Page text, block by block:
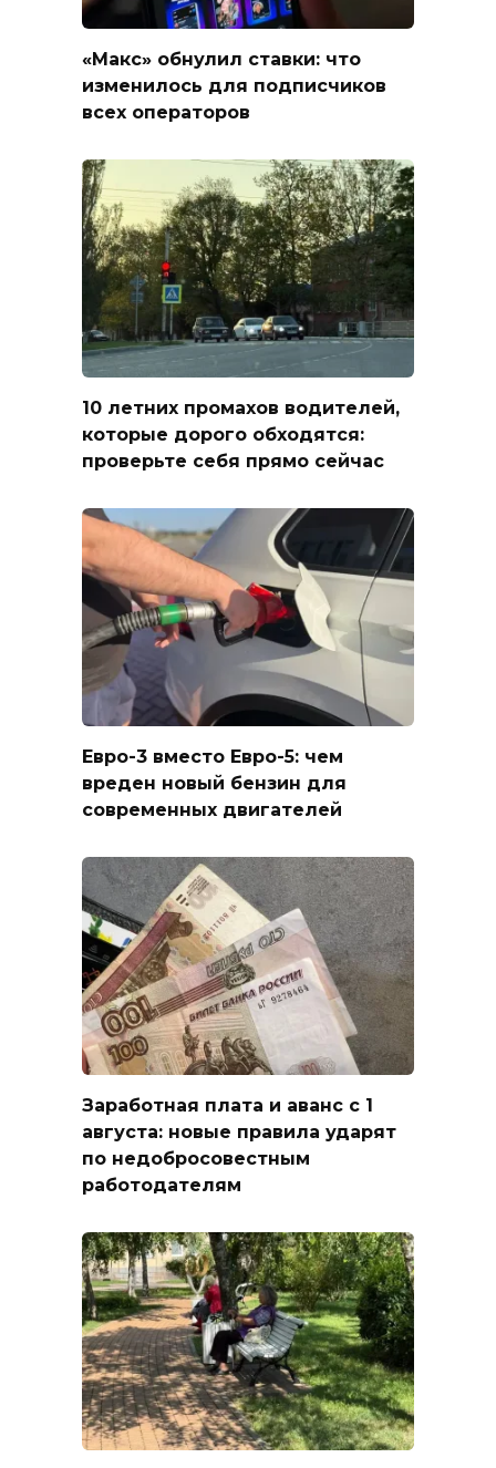
«Макс» обнулил ставки: что
изменилось для подписчиков
всех операторов
10 летних промахов водителей,
которые дорого обходятся:
проверьте себя прямо сейчас
Евро-3 вместо Евро-5: чем
вреден новый бензин для
современных двигателей
Заработная плата и аванс с 1
августа: новые правила ударят
по недобросовестным
работодателям